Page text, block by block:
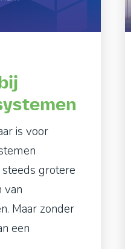
is voor
grotere
van
Maar zonder
een